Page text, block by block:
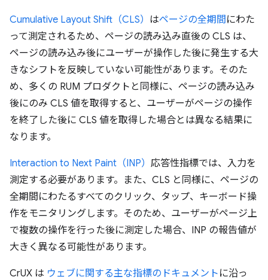
Cumulative Layout Shift（CLS） はページの全期間にわた
って測定されるため、ページの読み込み直後の CLS は、
ページの読み込み後にユーザーが操作した後に発生する大
きなシフトを反映していない可能性があります。そのた
め、多くの RUM プロダクトと同様に、ページの読み込み
後にのみ CLS 値を取得すると、ユーザーがページの操作
を終了した後に CLS 値を取得した場合とは異なる結果に
なります。
Interaction to Next Paint（INP） 応答性指標では、入力を
測定する必要があります。また、CLS と同様に、ページの
全期間にわたるすべてのクリック、タップ、キーボード操
作をモニタリングします。そのため、ユーザーがページ上
で複数の操作を行った後に測定した場合、INP の報告値が
大きく異なる可能性があります。
CrUX は ウェブに関する主な指標のドキュメント に沿っ